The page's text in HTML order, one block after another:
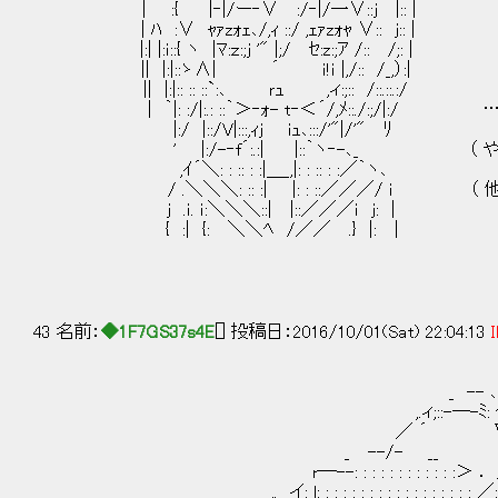
| :{ |‐|/ー‐∨ :/‐|/一∨::j |:: |
| ﾊ :∨ ｬｧzｫｪ､/,ｨ ::/ ,ｪｧzｫｬ ∨:: ｊ:: |
|:| |:ｉ::{ ヽ |ﾏ:ｚ:;ｊ '" |;/ ｾ:z:;ｱ /:: /;: |
|| |:|::ゝ∧| ´ ｉ!ｉ |,/:: /_,）:|
|| |:|:: :: ::`:､ ｒｭ ,ィ:;:: /::.::.:/
| ｀|: :/|:.: ::｀＞‐ｫ- t‐＜´/,ﾒ::./:;/|:/
|:/ |::/V|:::,ｨｊ ｉｭ､:::/'"|/'" ﾘ
' |:/-‐f´:.:| |::｀ヽ‐-､_ （ やる夫、飛
,ｲ´＼: : :: : :|＿_,|: : :: : :／｀ヽ､
/ .＼＼＼: :: :| |: : ::／／／/ ｉ （ 他人の心配ば
ｊ .ｉ. ｉ:＼＼＼::| |::／／／ｉ ｊ: |
{ :| {: ＼＼ﾍ /／／ .} |: |
43 名前： ◆1F7GS37s4E [] 投稿日：2016/10/01(Sat) 22:04:13
_ -- ､
,.ィ;::-─-ﾐ:
／ ´
_ --/- __ }
r─--: : : : : : : : : : : :＞ ．
_,. イ: l: : : : : : : : : : : : : : : : : : ／: